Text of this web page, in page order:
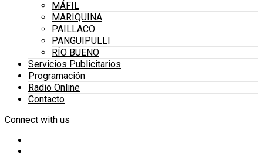
MÁFIL
MARIQUINA
PAILLACO
PANGUIPULLI
RÍO BUENO
Servicios Publicitarios
Programación
Radio Online
Contacto
Connect with us